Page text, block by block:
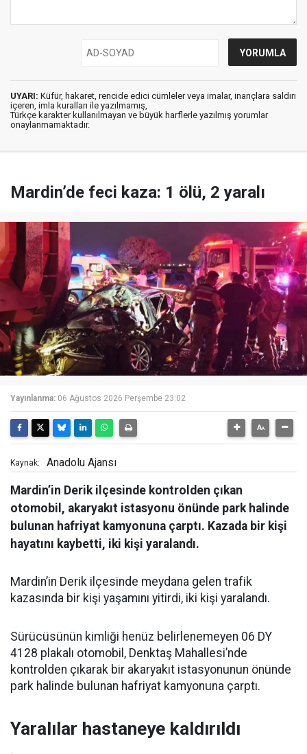
UYARI: Küfür, hakaret, rencide edici cümleler veya imalar, inançlara saldırı
içeren, imla kuralları ile yazılmamış,
Türkçe karakter kullanılmayan ve büyük harflerle yazılmış yorumlar
onaylanmamaktadır.
Mardin’de feci kaza: 1 ölü, 2 yaralı
Yayınlanma: 06 Ağustos 2026 Perşembe 23:02
Kaynak: Anadolu Ajansı
Mardin’in Derik ilçesinde kontrolden çıkan
otomobil, akaryakıt istasyonu önünde park halinde
bulunan hafriyat kamyonuna çarptı. Kazada bir kişi
hayatını kaybetti, iki kişi yaralandı.
Mardin’in Derik ilçesinde meydana gelen trafik
kazasında bir kişi yaşamını yitirdi, iki kişi yaralandı.
Sürücüsünün kimliği henüz belirlenemeyen 06 DY
4128 plakalı otomobil, Denktaş Mahallesi’nde
kontrolden çıkarak bir akaryakıt istasyonunun önünde
park halinde bulunan hafriyat kamyonuna çarptı.
Yaralılar hastaneye kaldırıldı